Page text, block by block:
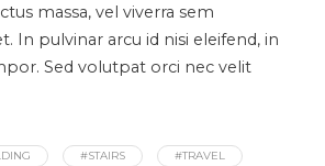
massa, vel viverra sem
In pulvinar arcu id nisi eleifend, in
Sed volutpat orci nec velit
#STAIRS #TRAVEL